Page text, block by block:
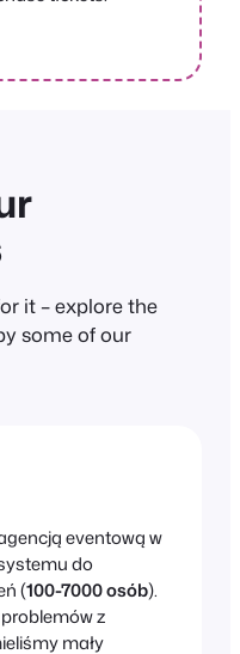
it – explore the
some of our
eventową w
do
(100-7000 osób).
z
mały